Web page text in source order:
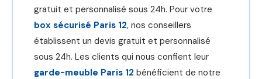
gratuit et personnalisé sous 24h. Pour votre
box sécurisé Paris 12, nos conseillers
établissent un devis gratuit et personnalisé
sous 24h. Les clients qui nous confient leur
garde-meuble Paris 12 bénéficient de notre